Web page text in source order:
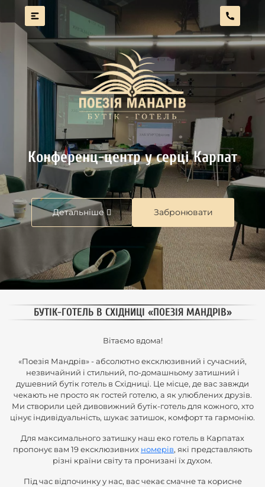
Конференц-центр у серці Карпат
Детальніше Забронювати
БУТІК-ГОТЕЛЬ В СХІДНИЦІ «ПОЕЗІЯ МАНДРІВ»
Вітаємо вдома!
«Поезія Мандрів» - абсолютно ексклюзивний і сучасний,
незвичайний і стильний, по-домашньому затишний і
душевний бутік готель в Східниці. Це місце, де вас завжди
чекають не просто як гостей готелю, а як улюблених друзів.
Ми створили цей дивовижний бутік-готель для кожного, хто
цінує індивідуальність, шукає затишок, комфорт та гармонію.
Для максимального затишку наш еко готель в Карпатах
пропонує вам 19 ексклюзивних номерів, які представляють
різні країни світу та пронизані їх духом.
Під час відпочинку у нас, вас чекає смачне та корисне